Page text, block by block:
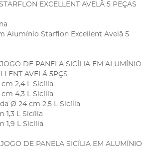
EXCELLENT AVELÃ 5 PEÇAS
Alumínio Starflon Excellent Avelã 5
DE PANELA SICÍLIA EM ALUMÍNIO
AVELÃ 5PÇS
cm 2,4 L Sicília
cm 4,3 L Sicília
Ø 24 cm 2,5 L Sicília
1,3 L Sicília
1,9 L Sicília
DE PANELA SICÍLIA EM ALUMÍNIO